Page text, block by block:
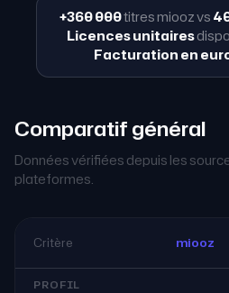
+360 000titres miooz vs
Licences unitaires
Facturation en
Comparatif général
Données vérifiées depuis les
plateformes.
Critère miooz
PROFIL